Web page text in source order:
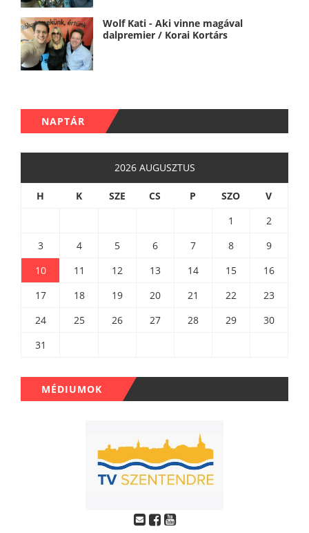
Wolf Kati - Aki vinne magával
dalpremier / Korai Kortárs
NAPTÁR
2026 AUGUSZTUS
H K SZE CS P SZO
V
1
2
3
4 5 6 7 8
9
10
11 12 13 14 15
16
17
18 19 20 21 22
23
24
25 26 27 28 29
30
31
MÉDIUMOK